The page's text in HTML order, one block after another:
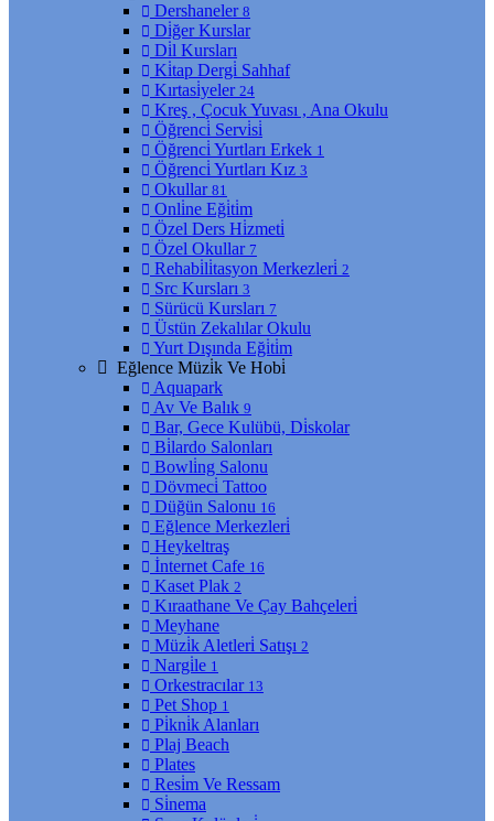
Dershaneler 8
Di̇ğer Kurslar
Di̇l Kursları
Ki̇tap Dergi̇ Sahhaf
Kırtasi̇yeler 24
Kreş , Çocuk Yuvası , Ana Okulu
Öğrenci̇ Servi̇si̇
Öğrenci̇ Yurtları Erkek 1
Öğrenci̇ Yurtları Kız 3
Okullar 81
Onli̇ne Eği̇ti̇m
Özel Ders Hi̇zmeti̇
Özel Okullar 7
Rehabi̇li̇tasyon Merkezleri̇ 2
Src Kursları 3
Sürücü Kursları 7
Üstün Zekalılar Okulu
Yurt Dışında Eği̇ti̇m
Eğlence Müzi̇k Ve Hobi̇
Aquapark
Av Ve Balık 9
Bar, Gece Kulübü, Di̇skolar
Bi̇lardo Salonları
Bowli̇ng Salonu
Dövmeci̇ Tattoo
Düğün Salonu 16
Eğlence Merkezleri̇
Heykeltraş
İnternet Cafe 16
Kaset Plak 2
Kıraathane Ve Çay Bahçeleri̇
Meyhane
Müzi̇k Aletleri̇ Satışı 2
Nargi̇le 1
Orkestracılar 13
Pet Shop 1
Pi̇kni̇k Alanları
Plaj Beach
Plates
Resi̇m Ve Ressam
Si̇nema